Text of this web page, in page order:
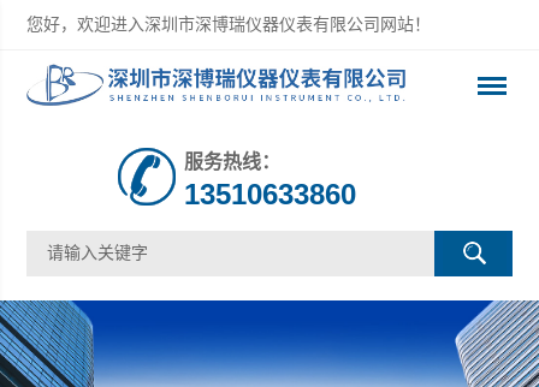
您好，欢迎进入深圳市深博瑞仪器仪表有限公司网站！
服务热线：
13510633860